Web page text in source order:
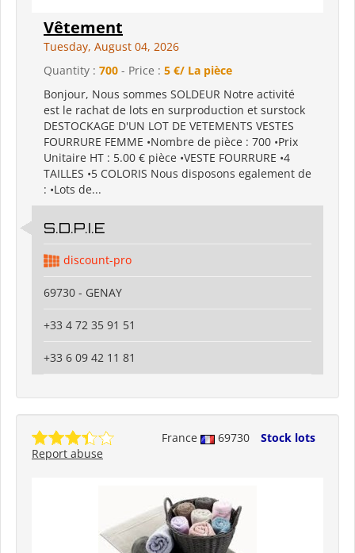
Vêtement
Tuesday, August 04, 2026
Quantity : 700 - Price : 5 €/ La pièce
Bonjour, Nous sommes SOLDEUR Notre activité
est le rachat de lots en surproduction et surstock
DESTOCKAGE D'UN LOT DE VETEMENTS VESTES
FOURRURE FEMME •Nombre de pièce : 700 •Prix
Unitaire HT : 5.00 € pièce •VESTE FOURRURE •4
TAILLES •5 COLORIS Nous disposons egalement de
: •Lots de...
S.D.P.I.E
discount-pro
69730 - GENAY
+33 4 72 35 91 51
+33 6 09 42 11 81
France 69730
Stock lots
Report abuse